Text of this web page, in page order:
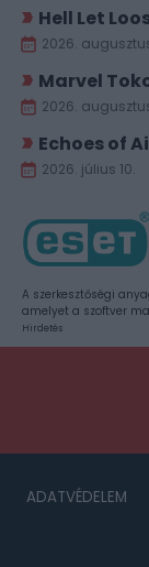
Hell Let
2026.
Marvel
2026.
Echoes of
2026. július 10.
A szerkesztőségi
amelyet a szoftver
Hirdetés
ADATVÉDELEM